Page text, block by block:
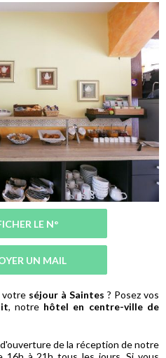
LE N°
UN MAIL
votre séjour à Saintes ? Posez vos
, notre hôtel en centre-ville de
de la réception de notre